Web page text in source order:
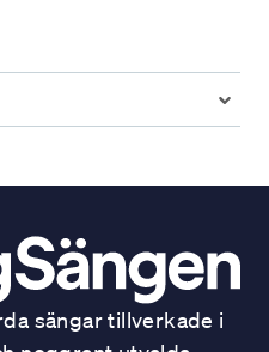
sängar tillverkade i